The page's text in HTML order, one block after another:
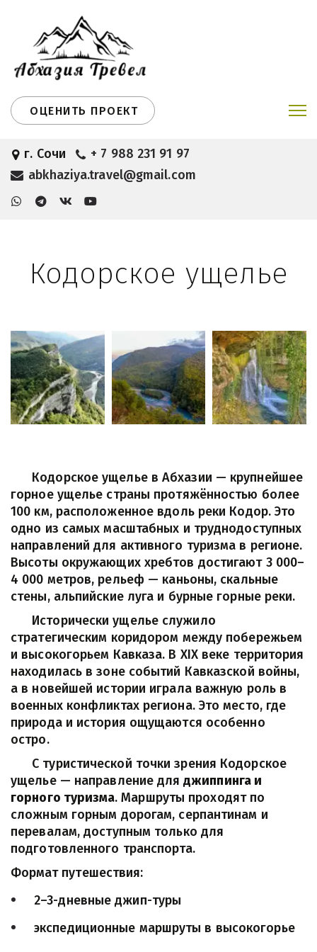
ОЦЕНИТЬ ПРОЕКТ
г. Сочи
+ 7 988 231 91 97
abkhaziya.travel@gmail.com
Кодорское ущелье
горное ущелье страны протяжённостью более
100 км, расположенное вдоль реки Кодор. Это
одно из самых масштабных и труднодоступных
направлений для активного туризма в регионе.
Высоты окружающих хребтов достигают 3 000–
4 000 метров, рельеф — каньоны, скальные
стены, альпийские луга и бурные горные реки.
стратегическим коридором между побережьем
и высокогорьем Кавказа. В XIX веке территория
находилась в зоне событий Кавказской войны,
а в новейшей истории играла важную роль в
военных конфликтах региона. Это место, где
природа и история ощущаются особенно
остро.
ущелье — направление для джиппинга и
горного туризма. Маршруты проходят по
сложным горным дорогам, серпантинам и
перевалам, доступным только для
подготовленного транспорта.
Формат путешествия:
2–3-дневные джип-туры
экспедиционные маршруты в высокогорье